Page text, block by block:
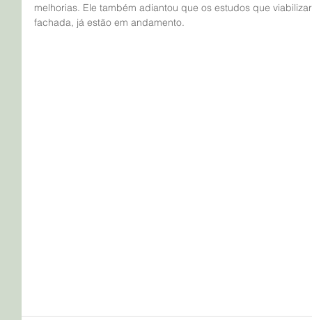
melhorias. Ele também adiantou que os estudos que
fachada, já estão em andamento.